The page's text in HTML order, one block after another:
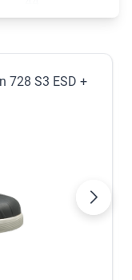
46
Uitverkocht
728 S3 ESD +